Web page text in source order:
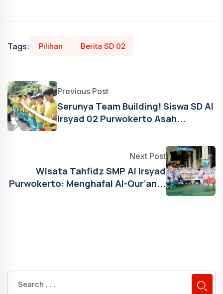
Tags: Pilihan Berita SD 02
Previous Post
Serunya Team Building! Siswa SD Al
Irsyad 02 Purwokerto Asah...
Next Post
Wisata Tahfidz SMP Al Irsyad
Purwokerto: Menghafal Al-Qur’an...